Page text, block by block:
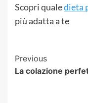
Scopri qualedieta
più adatta a te
Post
Previous
La colazione